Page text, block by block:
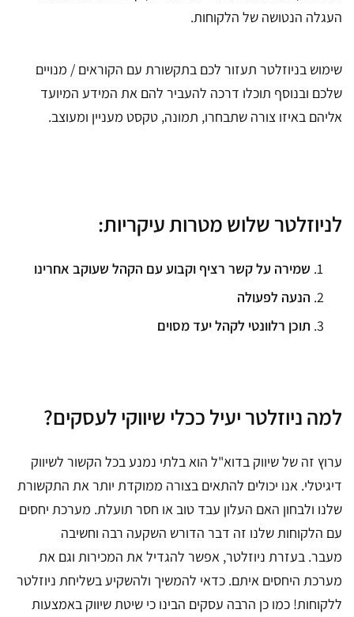
העגלה הנטושה של הלקוחות.
שימוש בניוזלטר תעזור לכם בתקשורת עם הקוראים / מנויים
שלכם ובנוסף תוכלו דרכה להעביר להם את המידע המיועד
אליהם באיזו צורה שתבחרו, תמונה, טקסט מעניין ומעוצב.
לניוזלטר שלוש מטרות עיקריות:
שמירה על קשר רציף וקבוע עם הקהל שעוקב אחרינו
הנעה לפעולה
תוכן רלוונטי לקהל יעד מסוים
למה ניוזלטר יעיל ככלי שיווקי לעסקים?
ערוץ זה של שיווק בדוא"ל הוא בלתי נמנע בכל הקשור לשיווק
דיגיטלי. אנו יכולים להתאים בצורה ממוקדת יותר את התקשורת
שלנו ולבחון האם העלון עבד טוב או חסר תועלת. מערכת יחסים
עם הלקוחות שלנו זה דבר הדורש השקעה רבה וחשיבה
מעבר. בעזרת ניוזלטר, אפשר להגדיל את המכירות וגם את
מערכת היחסים איתם. כדאי להמשיך ולהשקיע בשליחת ניוזלטר
ללקוחות! כמו כן הרבה עסקים הבינו כי שיטת שיווק באמצעות